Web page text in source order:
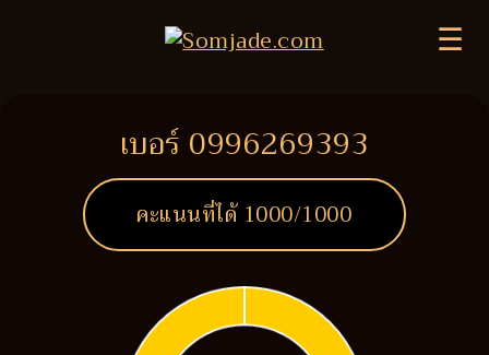
☰
เบอร์ 0996269393
คะแนนที่ได้ 1000/1000